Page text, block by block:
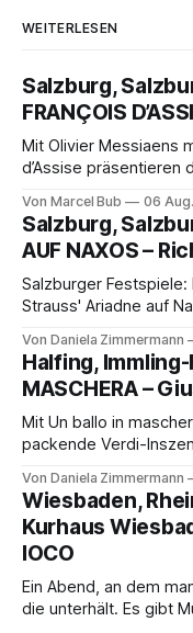
WEITERLESEN
Salzburg,
FRANÇOIS
Mit Olivier Messiaens
d’Assise präsentieren
eine bildgewaltige
die komplexe Partitur
Franziskus.
Von Marcel Bub 06
Salzburg,
AUF NAXOS –
Salzburger Festspiele:
Strauss' Ariadne auf
Aufführung mit
Philharmonikern,
hinter den
Von Daniela Zimmermann
Halfing, Immling-
MASCHERA –
Mit Un ballo in
packende Verdi-
psychologische Tiefe
einem spielfreudigen
überzeugenden
Von Daniela Zimmermann
Wiesbaden,
Kurhaus
IOCO
Ein Abend, an dem man das
die unterhält. Es gibt